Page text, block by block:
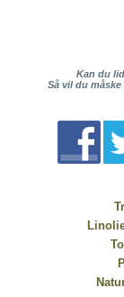
Kan du
Så vil du